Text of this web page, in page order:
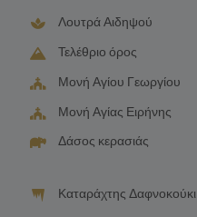
Λουτρά Αιδηψού
Τελέθριο όρος
Μονή Αγίου Γεωργίου
Μονή Αγίας Ειρήνης
Δάσος κερασιάς
Καταράχτης Δαφνοκούκι